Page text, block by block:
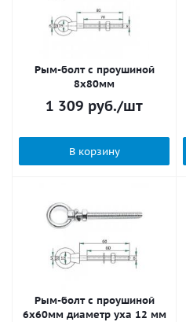
Рым-болт с проушиной
8х80мм
1 309 руб./шт
В корзину
Рым-болт с проушиной
6х60мм диаметр уха 12 мм